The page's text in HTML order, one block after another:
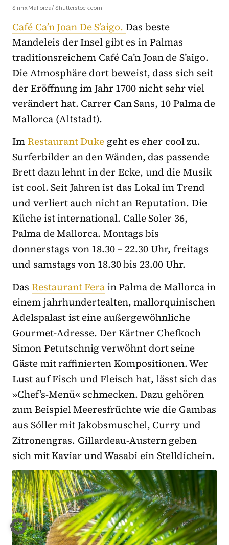
Sirinx.Mallorca/ Shutterstock.com
Café Ca’n Joan De S’aigo.Das beste
Mandeleis der Insel gibt es in Palmas
traditionsreichem Café Ca’n Joan de S’aigo.
Die Atmosphäre dort beweist, dass sich seit
der Eröffnung im Jahr 1700 nicht sehr viel
verändert hat. Carrer Can Sans, 10 Palma de
Mallorca (Altstadt).
ImRestaurant Duke geht es eher cool zu.
Surferbilder an den Wänden, das passende
Brett dazu lehnt in der Ecke, und die Musik
ist cool. Seit Jahren ist das Lokal im Trend
und verliert auch nicht an Reputation. Die
Küche ist international. Calle Soler 36,
Palma de Mallorca. Montags bis
donnerstags von 18.30 – 22.30 Uhr, freitags
und samstags von 18.30 bis 23.00 Uhr.
Das Restaurant Ferain Palma de Mallorca in
einem jahrhundertealten, mallorquinischen
Adelspalast ist eine außergewöhnliche
Gourmet-Adresse. Der Kärtner Chefkoch
Simon Petutschnig verwöhnt dort seine
Gäste mit raffinierten Kompositionen. Wer
Lust auf Fisch und Fleisch hat, lässt sich das
»Chef’s-Menü« schmecken. Dazu gehören
zum Beispiel Meeresfrüchte wie die Gambas
aus Sóller mit Jakobsmuschel, Curry und
Zitronengras. Gillardeau-Austern geben
sich mit Kaviar und Wasabi ein Stelldichein.